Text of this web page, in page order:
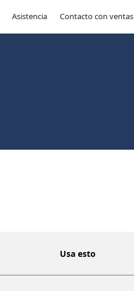
Asistencia Contacto con ventas
Usa esto